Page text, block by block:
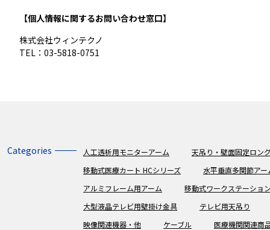
【個人情報に関するお問い合わせ窓口】
株式会社ウィンテクノ
TEL：03-5818-0751
Categories 人工透析用モニターアーム
天吊り・壁面固定ロン
移動式医療カート HCシリーズ
水平垂直多関節アー
アルミフレーム用アーム
移動式ワークステーショ
大型液晶テレビ用壁掛け金具
テレビ用天吊り
映像関連機器・他
ケーブル 医療機関関連商